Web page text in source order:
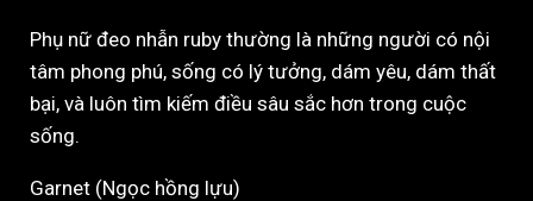
Phụ nữ đeo nhẫn ruby thường là những người có nội
tâm phong phú, sống có lý tưởng, dám yêu, dám thất
bại, và luôn tìm kiếm điều sâu sắc hơn trong cuộc
sống.
Garnet (Ngọc hồng lựu)